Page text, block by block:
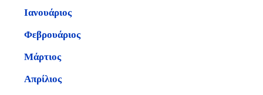
Ιανουάριος
Φεβρουάριος
Μάρτιος
Απρίλιος